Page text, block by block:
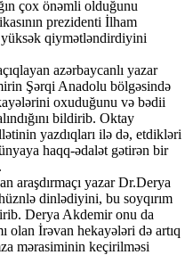
çox önəmli olduğunu
prezidenti İlham
yüksək qiymətləndirdiyini
azərbaycanlı yazar
Şərqi Anadolu bölgəsində
oxuduğunu və bədii
bildirib. Oktay
yazdıqları ilə də, etdikləri
haqq-ədalət gətirən bir
araşdırmaçı yazar Dr.Derya
dinlədiyini, bu soyqırım
Derya Akdemir onu da
olan İrəvan hekayələri də artıq
mərasiminin keçirilməsi